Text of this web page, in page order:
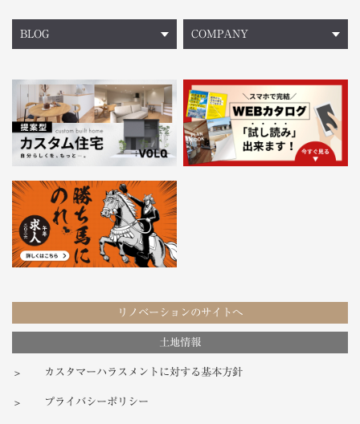
BLOG COMPANY
リノベーションのサイトへ
土地情報
カスタマーハラスメントに対する基本方針
プライバシーポリシー